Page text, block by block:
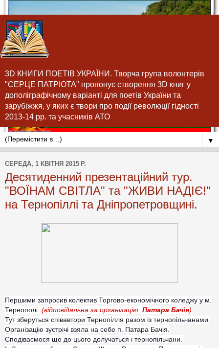
3D КНИГИ ПОЕТІВ УКРАЇНИ. Творча група волонтерів
"СЕРЦЕ ПАТРІОТА" пропонує створення 3D книг у
дополіграфічному варіанті для поетів України та
зарубіжжя, у яких є твори про події революції гідності
2013-14 рр. та учасників АТО
▼
СЕРЕДА, 1 КВІТНЯ 2015 Р.
Десятиденний презентаційний тур.
"ВОЇНАМ СВІТЛА" та "ЖИВИ НАДІЄ!"
на Тернопіллі та Дніпропетровщині.
Першими запросив колектив Торгово-економічного коледжу у м.
Тернополі. (відповідальна за організацію Патара Бачія)
Тут зберуться співавтори Тернопілля разом із тернопільчанами.
Організацію зустрічі взяла на себе п. Патара Бачія.
Сподіваємося що до цього долучаться і тернопільчани.